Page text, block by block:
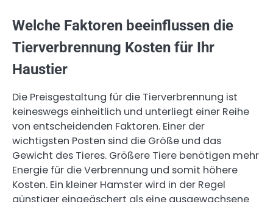
Welche Faktoren beeinflussen die
Tierverbrennung Kosten für Ihr
Haustier
Die Preisgestaltung für die Tierverbrennung ist
keineswegs einheitlich und unterliegt einer Reihe
von entscheidenden Faktoren. Einer der
wichtigsten Posten sind die Größe und das
Gewicht des Tieres. Größere Tiere benötigen mehr
Energie für die Verbrennung und somit höhere
Kosten. Ein kleiner Hamster wird in der Regel
günstiger eingeäschert als eine ausgewachsene